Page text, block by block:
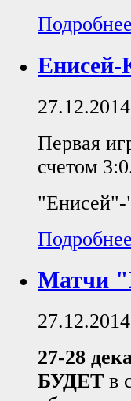
Енисей-
Первая
счетом
"Енисей"-
Матчи
27-28
БУДЕТ в